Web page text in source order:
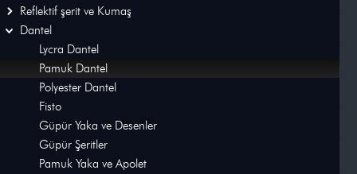
El ışlemeli Ürünler
Reflektif şerit ve Kumaş
Dantel
Bağucu ve Stoper
Kolye
Reflektif şerit ve Kumaş
Dantel
Lycra Dantel
Pamuk Dantel
Polyester Dantel
Fisto
Güpür Yaka ve Desenler
Güpür Şeritler
Pamuk Yaka ve Apolet